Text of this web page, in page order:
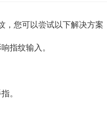
，您可以尝试以下解决方案
指纹输入。
。